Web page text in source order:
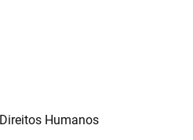
Humanos